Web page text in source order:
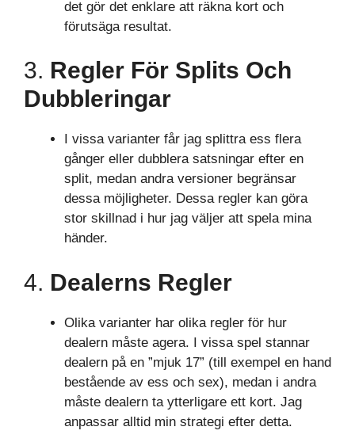
det gör det enklare att räkna kort och
förutsäga resultat.
3. Regler För Splits Och
Dubbleringar
I vissa varianter får jag splittra ess flera
gånger eller dubblera satsningar efter en
split, medan andra versioner begränsar
dessa möjligheter. Dessa regler kan göra
stor skillnad i hur jag väljer att spela mina
händer.
4. Dealerns Regler
Olika varianter har olika regler för hur
dealern måste agera. I vissa spel stannar
dealern på en ”mjuk 17” (till exempel en hand
bestående av ess och sex), medan i andra
måste dealern ta ytterligare ett kort. Jag
anpassar alltid min strategi efter detta.